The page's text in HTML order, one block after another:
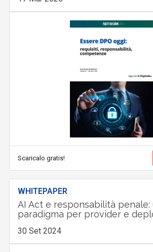
Scaricalo gratis!
WHITEPAPER
AI Act e responsabilità penale:
paradigma per provider e
30 Set 2024